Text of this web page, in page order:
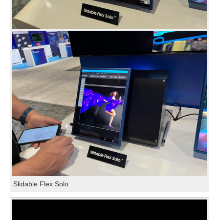
Slidable Flex Solo